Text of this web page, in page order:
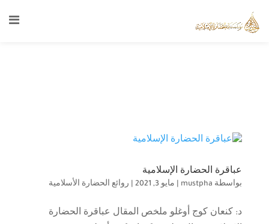
عباقرة الحضارة الإسلامية
بواسطة mustpha مايو 3, 2021 | روائع الحضارة الأسلامية
د: كنعان كوج أوغلو ملخص المقال عباقرة الحضارة